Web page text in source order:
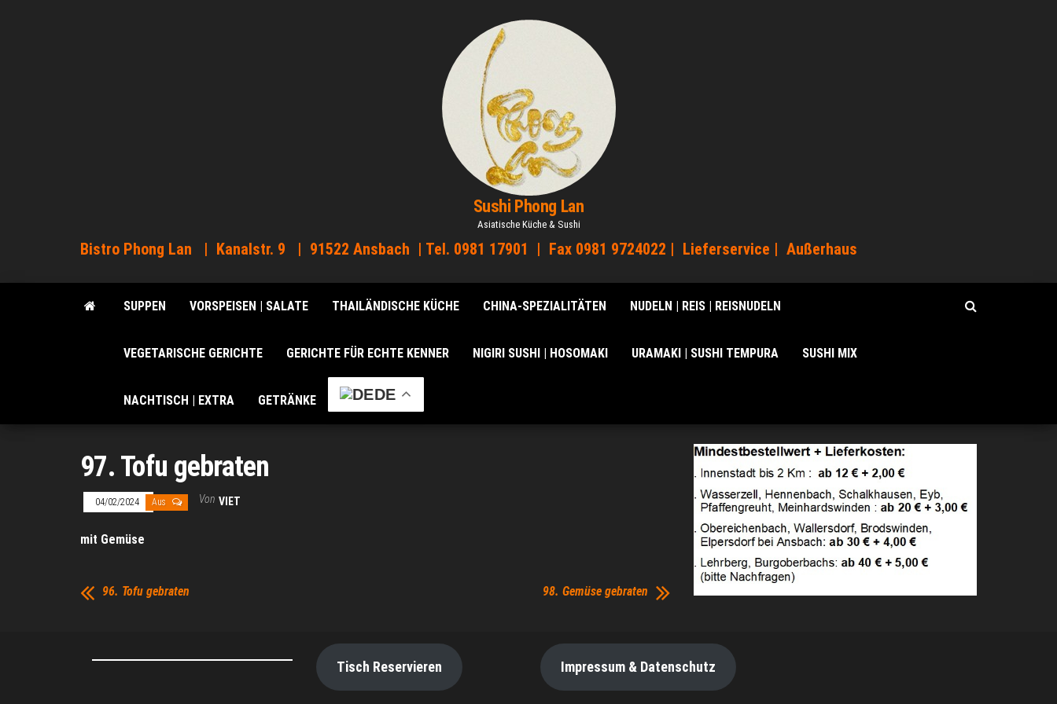
Sushi Phong Lan
Asiatische Küche & Sushi
Bistro Phong Lan | Kanalstr. 9 | 91522 Ansbach | Tel. 0981 17901 | Fax 0981 9724022 | Lieferservice | Außerhaus
SUPPEN VORSPEISEN | SALATE THAILÄNDISCHE KÜCHE CHINA-SPEZIALITÄTEN NUDELN | REIS | REISNUDELN
VEGETARISCHE GERICHTE GERICHTE FÜR ECHTE KENNER NIGIRI SUSHI | HOSOMAKI URAMAKI | SUSHI TEMPURA SUSHI MIX
NACHTISCH | EXTRA GETRÄNKE DE
97. Tofu gebraten
04/02/2024 Aus Von VIET
mit Gemüse
96. Tofu gebraten 98. Gemüse gebraten
Tisch Reservieren Impressum & Datenschutz